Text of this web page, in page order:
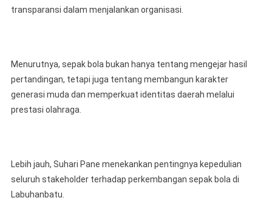
transparansi dalam menjalankan organisasi.
Menurutnya, sepak bola bukan hanya tentang mengejar hasil
pertandingan, tetapi juga tentang membangun karakter
generasi muda dan memperkuat identitas daerah melalui
prestasi olahraga.
Lebih jauh, Suhari Pane menekankan pentingnya kepedulian
seluruh stakeholder terhadap perkembangan sepak bola di
Labuhanbatu.